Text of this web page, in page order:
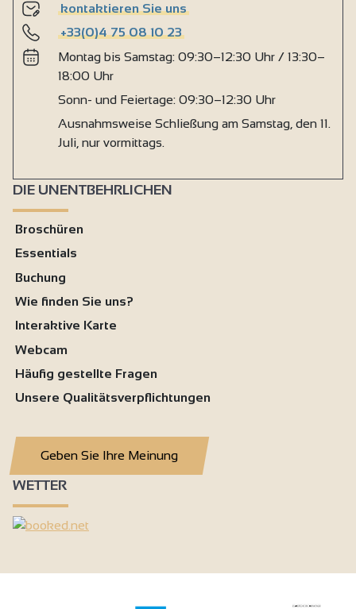
kontaktieren Sie uns
+33(0)4 75 08 10 23
Montag bis Samstag: 09:30–12:30 Uhr / 13:30–
18:00 Uhr
Sonn- und Feiertage: 09:30–12:30 Uhr
Ausnahmsweise Schließung am Samstag, den 11.
Juli, nur vormittags.
DIE UNENTBEHRLICHEN
Broschüren
Essentials
Buchung
Wie finden Sie uns?
Interaktive Karte
Webcam
Häufig gestellte Fragen
Unsere Qualitätsverpflichtungen
Geben Sie Ihre Meinung
WETTER